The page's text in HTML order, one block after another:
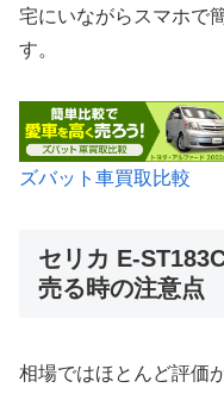
宅にいながらスマホで
す。
ズバット車買取比較
セリカ E-
売る時の注意点
相場ではほとんど評価